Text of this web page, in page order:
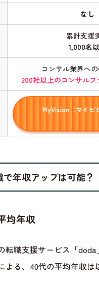
なし
累計支援
1,000名
コンサル業界へ
200社以上のコンサルフ
MyVision（マイビ
年収アップは可能？
均年収
転職支援サービス「
よる、40代の平均年収は